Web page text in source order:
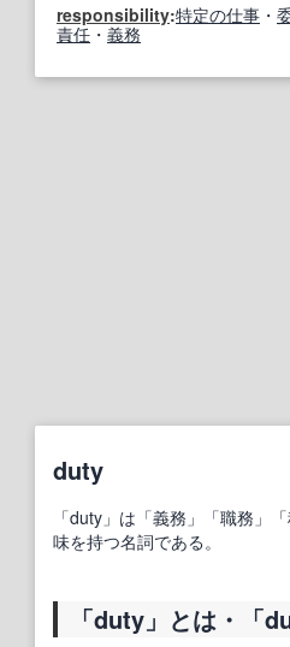
responsibility:特定の仕事 ・
責任 ・ 義務
duty
「duty」は「義務」「職務」
味を持つ名詞である。
「duty」とは・「